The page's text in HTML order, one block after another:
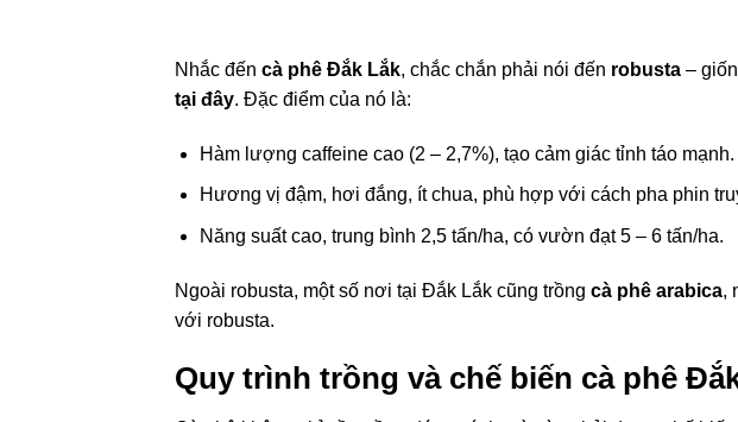
Nhắc đến cà phê Đắk Lắk, chắc chắn phải nói đến robusta –
tại đây. Đặc điểm của nó là:
Hàm lượng caffeine cao (2 – 2,7%), tạo cảm giác tỉnh táo mạnh.
Hương vị đậm, hơi đắng, ít chua, phù hợp với cách pha phin
Năng suất cao, trung bình 2,5 tấn/ha, có vườn đạt 5 – 6 tấn/ha.
Ngoài robusta, một số nơi tại Đắk Lắk cũng trồng cà phê arabica,
với robusta.
Quy trình trồng và chế biến cà phê